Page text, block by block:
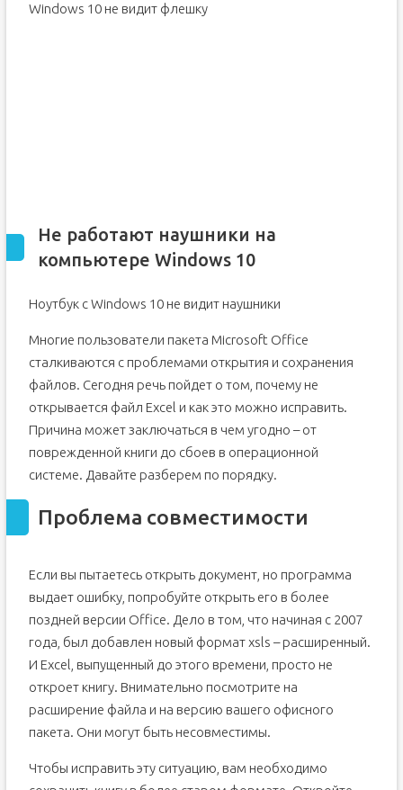
Windows 10 не видит флешку
Не работают наушники на
компьютере Windows 10
Ноутбук с Windows 10 не видит наушники
Многие пользователи пакета Microsoft Office
сталкиваются с проблемами открытия и сохранения
файлов. Сегодня речь пойдет о том, почему не
открывается файл Excel и как это можно исправить.
Причина может заключаться в чем угодно – от
поврежденной книги до сбоев в операционной
системе. Давайте разберем по порядку.
Проблема совместимости
Если вы пытаетесь открыть документ, но программа
выдает ошибку, попробуйте открыть его в более
поздней версии Office. Дело в том, что начиная с 2007
года, был добавлен новый формат xsls – расширенный.
И Excel, выпущенный до этого времени, просто не
откроет книгу. Внимательно посмотрите на
расширение файла и на версию вашего офисного
пакета. Они могут быть несовместимы.
Чтобы исправить эту ситуацию, вам необходимо